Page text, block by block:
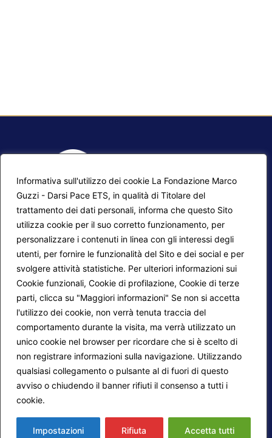
Informativa sull'utilizzo dei cookie La Fondazione Marco
Guzzi - Darsi Pace ETS, in qualità di Titolare del
trattamento dei dati personali, informa che questo Sito
utilizza cookie per il suo corretto funzionamento, per
personalizzare i contenuti in linea con gli interessi degli
utenti, per fornire le funzionalità del Sito e dei social e per
svolgere attività statistiche. Per ulteriori informazioni sui
Cookie funzionali, Cookie di profilazione, Cookie di terze
parti, clicca su "Maggiori informazioni" Se non si accetta
l'utilizzo dei cookie, non verrà tenuta traccia del
comportamento durante la visita, ma verrà utilizzato un
unico cookie nel browser per ricordare che si è scelto di
non registrare informazioni sulla navigazione. Utilizzando
qualsiasi collegamento o pulsante al di fuori di questo
avviso o chiudendo il banner rifiuti il consenso a tutti i
cookie.
Impostazioni Rifiuta Accetta tutti
Mappa del sito
Progetti Darsi Pace
Login redattori
Contatti
Calendario corsi
Privacy Policy
Cookie Policy
Seguici su:
© 2026
. Tutti i diritti sono riservati.